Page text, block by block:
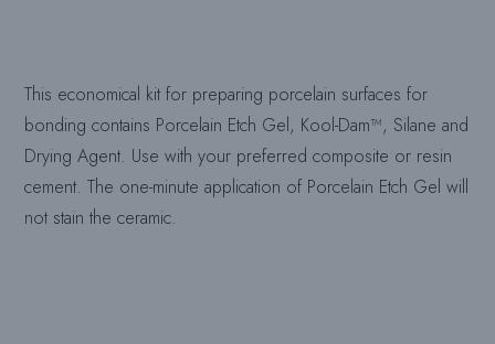
This economical kit for preparing porcelain surfaces for
bonding contains Porcelain Etch Gel, Kool-Dam™, Silane and
Drying Agent. Use with your preferred composite or resin
cement. The one-minute application of Porcelain Etch Gel will
not stain the ceramic.